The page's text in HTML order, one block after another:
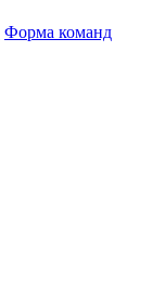
Форма команд